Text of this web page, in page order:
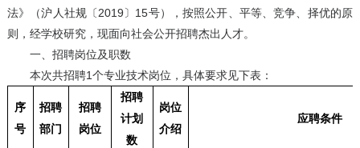
法》（沪人社规〔2019〕15号），按照公开、平等、竞争、择优的原
则，经学校研究，现面向社会公开招聘杰出人才。
一、招聘岗位及职数
本次共招聘1个专业技术岗位，具体要求见下表：
序
号
招聘
部门
招聘
岗位
招聘
计划
数
岗位
介绍
应聘条件